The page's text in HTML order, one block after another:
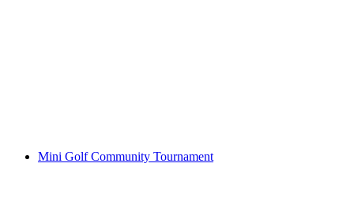
Mini Golf Community Tournament